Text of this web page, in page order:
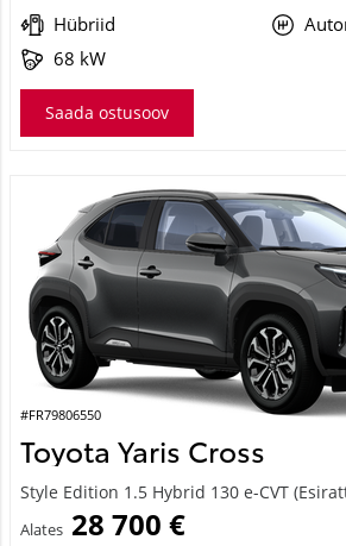
Hübriid
68 kW
Saada ostusoov
#FR79806550
Toyota Yaris Cross
Style Edition 1.5 Hybrid 130 e-CVT
Alates 28 700 €